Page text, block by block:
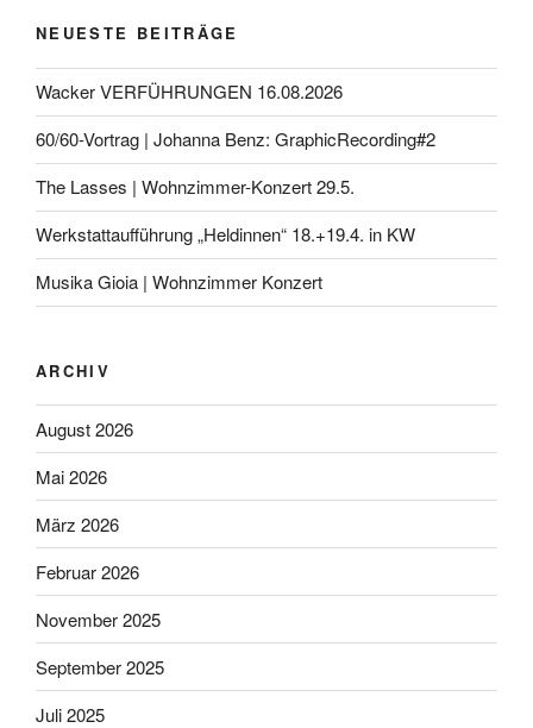
NEUESTE BEITRÄGE
Wacker VERFÜHRUNGEN 16.08.2026
60/60-Vortrag | Johanna Benz: GraphicRecording#2
The Lasses | Wohnzimmer-Konzert 29.5.
Werkstattaufführung „Heldinnen“ 18.+19.4. in KW
Musika Gioia | Wohnzimmer Konzert
ARCHIV
August 2026
Mai 2026
März 2026
Februar 2026
November 2025
September 2025
Juli 2025